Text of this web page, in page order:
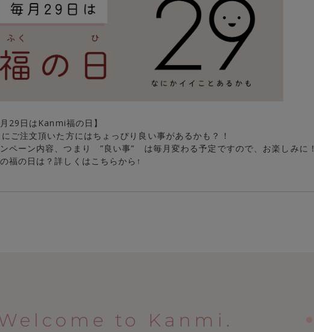
月29日はKanmi福の日】
ご注文頂いた方にはちょっぴり良い事があるかも？！
ペーン内容、つまり ”良い事” は毎月変わる予定ですので、お楽しみに！
福の日は？詳しくはこちらから↑
to Kanmi.